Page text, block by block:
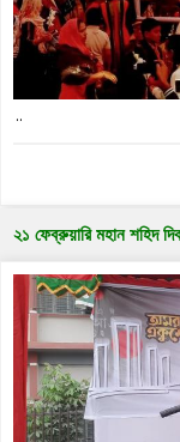
..
২১ ফেব্রুয়ারি মহান শহিদ